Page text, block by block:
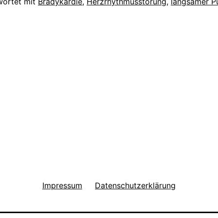
Impressum Datenschutzerklärung